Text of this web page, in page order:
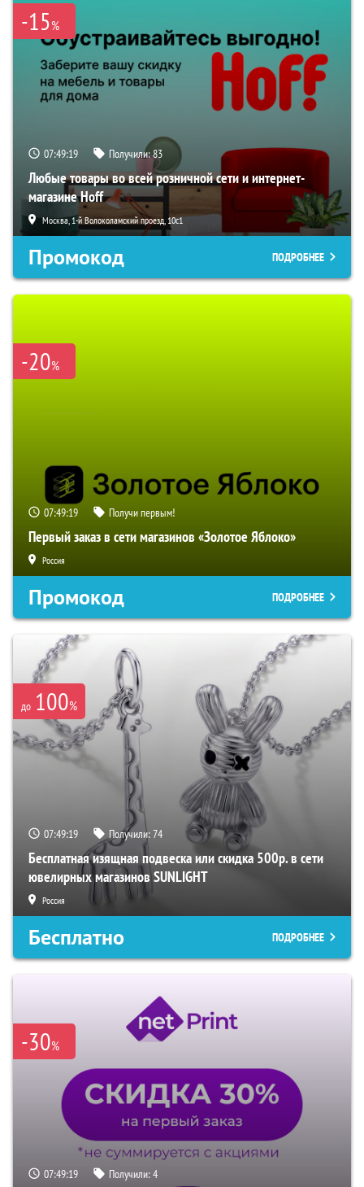
-15%
07:49:18 Получили:83
Любые товары во всей розничной сети и интернет-
магазине Hoff
Москва, 1-й Волоколамский проезд, 10с1
Промокод ПОДРОБНЕЕ
-20%
07:49:18 Получи первым!
Первый заказ в сети магазинов «Золотое Яблоко»
Россия
Промокод ПОДРОБНЕЕ
до 100%
07:49:18 Получили:74
Бесплатная изящная подвеска или скидка 500р. в сети
ювелирных магазинов SUNLIGHT
Россия
Бесплатно ПОДРОБНЕЕ
-30%
07:49:18 Получили:4